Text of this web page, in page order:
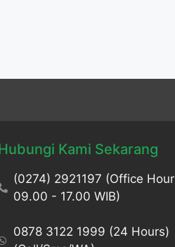
Kami Sekarang
(0274) 2921197 (Office Hour
09.00 - 17.00 WIB)
0878 3122 1999 (24 Hours)